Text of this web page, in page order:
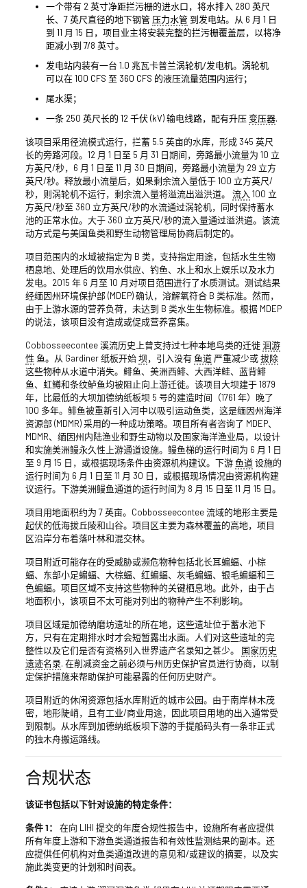
一个带有 2 英寸净距拦污栅的进水口，将水排入 280 英尺
长、7 英尺直径的地下钢管 压力水管到发电站。从 6 月 1 日
到 11 月 15 日，项目业主将安装完整的拦污栅覆盖层，以将净
距减小到 7/8 英寸。
发电站内装有一台 1.0 兆瓦卡普兰涡轮机/发电机。涡轮机
可以在 100 CFS 至 360 CFS 的液压流量范围内运行；
尾水渠；
一条 250 英尺长的 12 千伏 (kV) 输电线路，配有升压 变压器.
该项目采用径流模式运行，拦蓄 5.5 英亩的水库，形成 345 英尺
长的旁路河段。12 月 1 日至 5 月 31 日期间，旁路最小流量为 10 立
方英尺/秒，6 月 1 日至 11 月 30 日期间，旁路最小流量为 29 立方
英尺/秒。释放最小流量后，如果剩余流入量低于 100 立方英尺/
秒，则涡轮机不运行，剩余流入量将溢流出溢洪道。 流入 100 立
方英尺/秒至 360 立方英尺/秒的水流通过涡轮机，同时保持蓄水
池的正常水位。大于 360 立方英尺/秒的流入量通过溢洪道。该流
动方式是与美国鱼类和野生动物管理局协商后制定的。
项目范围内的水域被指定为 B 类，支持指定用途，包括水生生物
栖息地、处理后的饮用水供应、钓鱼、水上和水上娱乐以及水力
发电。2015 年 6 月至 10 月对项目范围进行了水质测试。测试结果
经缅因州环境保护部 (MDEP) 确认，溶解氧符合 B 类标准。然而，
由于上游水源的营养负荷，未达到 B 类水生生物标准。根据 MDEP
的说法，该项目没有造成或促成营养富集。
Cobbosseecontee 溪流历史上曾支持过七种本地鸟类的迁徙洄游
性 鱼。从 Gardiner 纸板开始坝，引入没有鱼道严重减少或拔除
这些物种从水道中消失。鲱鱼、美洲西鲱、大西洋鲑、蓝背鲱
鱼、虹鳟和条纹鲈鱼均被阻止向上游迁徙。该项目大坝建于 1879
年，比最低的大坝加德纳纸板坝 5 号的建造时间（1761 年）晚了
100 多年。鲱鱼被重新引入河中以吸引运动鱼类，这是缅因州海洋
资源部 (MDMR) 采用的一种成功策略。项目所有者咨询了 MDEP、
MDMR、缅因州内陆渔业和野生动物以及国家海洋渔业局，以设计
和实施美洲鳗永久性上游通道设施。鳗鱼梯的运行时间为 6 月 1 日
至 9 月 15 日，或根据现场条件由资源机构建议。下游鱼道设施的
运行时间为 6 月 1 日至 11 月 30 日，或根据现场情况由资源机构建
议运行。下游美洲鳗鱼通道的运行时间为 8 月 15 日至 11 月 15 日。
项目用地面积约为 7 英亩。Cobbosseecontee 流域的地形主要是
起伏的低海拔丘陵和山谷。项目区主要为森林覆盖的高地，项目
区沿岸分布着落叶林和混交林。
项目附近可能存在的受威胁或濒危物种包括北长耳蝙蝠、小棕
蝠、东部小足蝙蝠、大棕蝠、红蝙蝠、灰毛蝙蝠、银毛蝙蝠和三
色蝙蝠。项目区域不支持这些物种的关键栖息地。此外，由于占
地面积小，该项目不太可能对列出的物种产生不利影响。
项目区域是加德纳磨坊遗址的所在地，这些遗址位于蓄水池下
方，只有在定期排水时才会短暂露出水面。人们对这些遗址的完
整性以及它们是否有资格列入世界遗产名录知之甚少。 国家历史
遗迹名录. 在削减资金之前必须与州历史保护官员进行协商，以制
定保护措施来帮助保护可能暴露的任何历史财产。
项目附近的休闲资源包括水库附近的城市公园。由于南岸林木茂
密，地形陡峭，且有工业/商业用途，因此项目用地的出入通常受
到限制。从水库到加德纳纸板坝下游的手提船码头有一条非正式
的独木舟搬运路线。
合规状态
该证书包括以下针对设施的特定条件：
条件 1：
在向 LIHI 提交的年度合规性报告中，设施所有者应提供
所有年度上游和下游鱼类通道报告和有效性监测结果的副本。还
应提供任何机构对鱼类通道改进的意见和/或建议的摘要，以及实
施此类变更的计划和时间表。